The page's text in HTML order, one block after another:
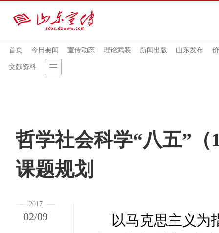
首页 今日要闻 宣传动态 理论武装 新闻出版 山东发布
文献资料
哲学社会科学“八五”（
课题规划
2017
02/09
以马克思主义为